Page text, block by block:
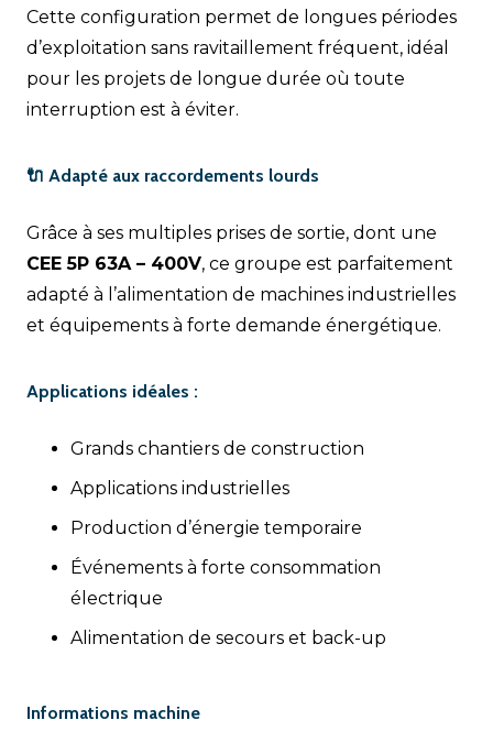
Cette configuration permet de longues périodes
d’exploitation sans ravitaillement fréquent, idéal
pour les projets de longue durée où toute
interruption est à éviter.
🔌 Adapté aux raccordements lourds
Grâce à ses multiples prises de sortie, dont une
CEE 5P 63A – 400V, ce groupe est parfaitement
adapté à l’alimentation de machines industrielles
et équipements à forte demande énergétique.
Applications idéales :
Grands chantiers de construction
Applications industrielles
Production d’énergie temporaire
Événements à forte consommation
électrique
Alimentation de secours et back-up
Informations machine